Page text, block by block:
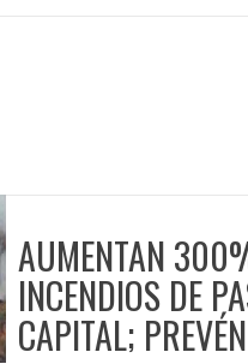
AUMENTAN
INCENDIOS DE
CAPITAL;